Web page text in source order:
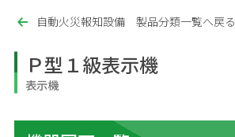
自動火災報知設備 製品分類一覧へ戻る
Ｐ型１級表示機
表示機